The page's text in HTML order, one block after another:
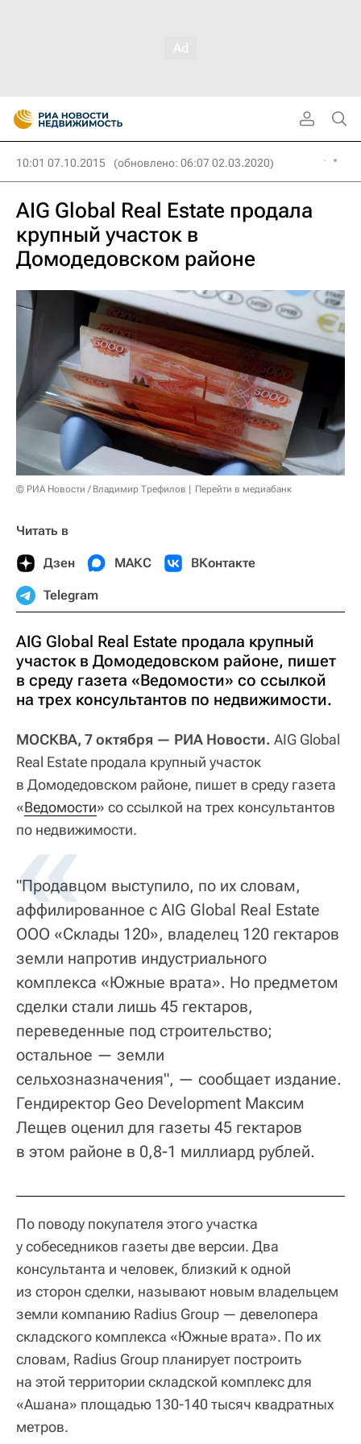
10:01 07.10.2015 (обновлено: 06:07 02.03.2020)
AIG Global Real Estate продала
крупный участок в
Домодедовском районе
© РИА Новости / Владимир Трефилов Перейти в медиабанк
Читать в
Дзен МАКС ВКонтакте
Telegram
AIG Global Real Estate продала крупный
участок в Домодедовском районе, пишет
в среду газета «Ведомости» со ссылкой
на трех консультантов по недвижимости.
МОСКВА, 7 октября — РИА Новости. AIG Global
Real Estate продала крупный участок
в Домодедовском районе, пишет в среду газета
«Ведомости» со ссылкой на трех консультантов
по недвижимости.
"Продавцом выступило, по их словам,
аффилированное с AIG Global Real Estate
ООО «Склады 120», владелец 120 гектаров
земли напротив индустриального
комплекса «Южные врата». Но предметом
сделки стали лишь 45 гектаров,
переведенные под строительство;
остальное — земли
сельхозназначения", — сообщает издание.
Гендиректор Geo Development Максим
Лещев оценил для газеты 45 гектаров
в этом районе в 0,8-1 миллиард рублей.
По поводу покупателя этого участка
у собеседников газеты две версии. Два
консультанта и человек, близкий к одной
из сторон сделки, называют новым владельцем
земли компанию Radius Group — девелопера
складского комплекса «Южные врата». По их
словам, Radius Group планирует построить
на этой территории складской комплекс для
«Ашана» площадью 130-140 тысяч квадратных
метров.